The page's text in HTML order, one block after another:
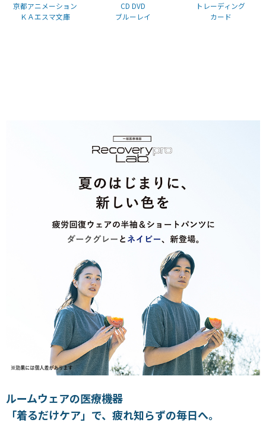
京都アニメーション
ＫＡエスマ文庫
CD DVD
ブルーレイ
トレーディング
カード
ルームウェアの医療機器
「着るだけケア」で、疲れ知らずの毎日へ。